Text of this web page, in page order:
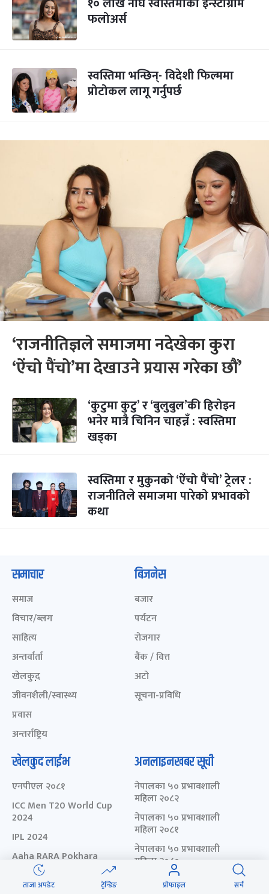
फलोअर्स
स्वस्तिमा भन्छिन्- विदेशी फिल्ममा
प्रोटोकल लागू गर्नुपर्छ
‘राजनीतिज्ञले समाजमा नदेखेका कुरा
‘ऐंचो पैंचो’मा देखाउने प्रयास गरेका छौं’
‘कुटुमा कुटु’ र ‘बुलुबुल’की हिरोइन
भनेर मात्रै चिनिन चाहन्नँ : स्वस्तिमा
खड्का
स्वस्तिमा र मुकुनको ‘ऐंचो पैंचो’ ट्रेलर :
राजनीतिले समाजमा पारेको प्रभावको
कथा
ताजा अपडेट ट्रेन्डिङ प्रोफाइल सर्च
समाचार
समाज
विचार/ब्लग
साहित्य
अन्तर्वार्ता
खेलकुद़़
जीवनशैली/स्वास्थ्य
प्रवास
अन्तर्राष्ट्रिय
बिजनेस
बजार
पर्यटन
रोजगार
बैंक / वित्त
अटो
सूचना-प्रविधि
खेलकुद लाईभ
एनपीएल २०८१
ICC Men T20 World Cup
2024
IPL 2024
Aaha RARA Pokhara
gold cup
Nepal Super League -
अनलाइनखबर सूची
नेपालका ५० प्रभावशाली
महिला २०८२
नेपालका ५० प्रभावशाली
महिला २०८१
नेपालका ५० प्रभावशाली
महिला २०८०
चालीस मुनिका चालीस- २०८३